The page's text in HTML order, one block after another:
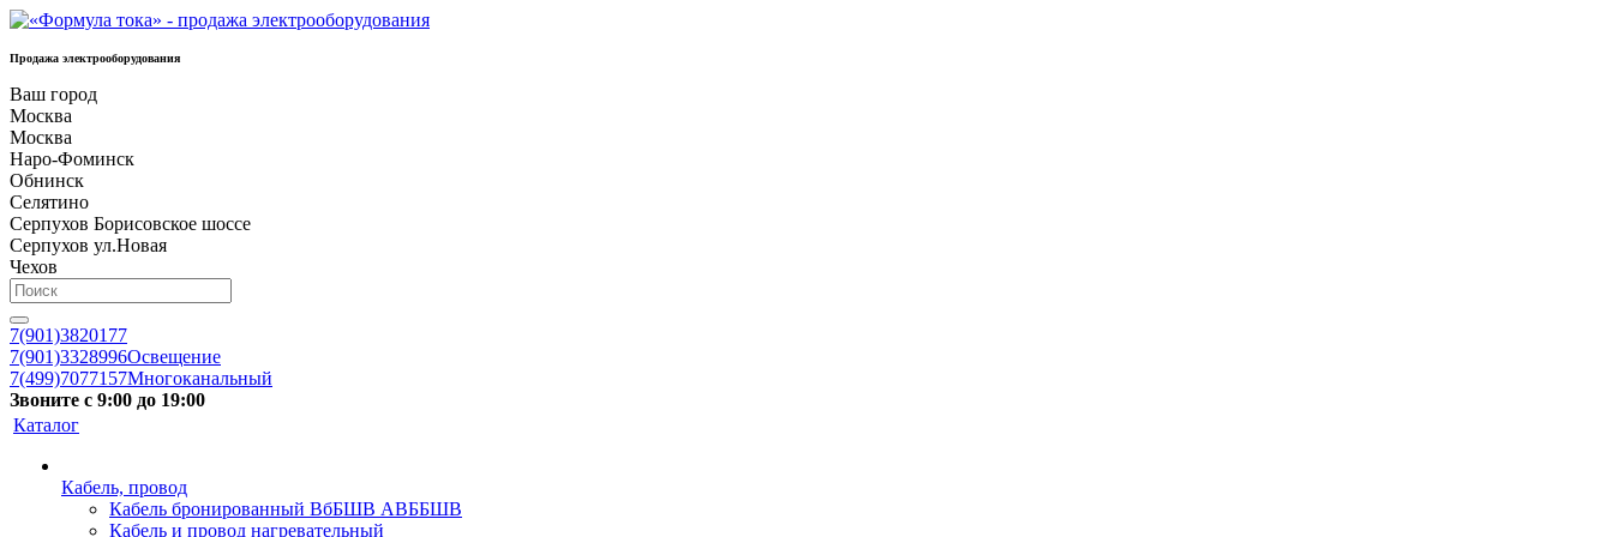
Продажа электрооборудования
Ваш город
Москва
Москва
Наро-Фоминск
Обнинск
Селятино
Серпухов Борисовское шоссе
Серпухов ул.Новая
Чехов
7(901)3820177
7(901)3328996Освещение
7(499)7077157Многоканальный
Звоните с 9:00 до 19:00
Каталог
Кабель, провод
Кабель бронированный ВбБШВ АВББШВ
Кабель и провод нагревательный